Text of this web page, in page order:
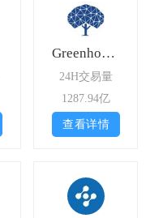
Greenhouse
24H交易量
1287.94亿
查看详情